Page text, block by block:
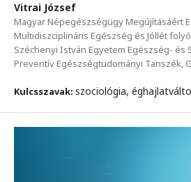
Vitrai József
Magyar Népegészségügy Megújításáért
Multidiszciplináris Egészség és Jóllét
Széchenyi István Egyetem Egészség- és
Preventív Egészségtudományi Tanszék,
Kulcsszavak: szociológia,